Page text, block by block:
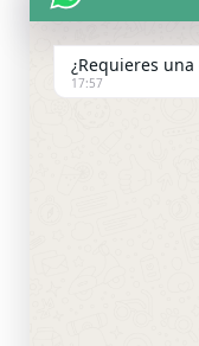
¿Requieres
17:57